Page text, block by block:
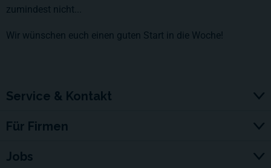
zumindest nicht...
Wir wünschen euch einen guten Start in die Woche!
Service & Kontakt
Für Firmen
Jobs